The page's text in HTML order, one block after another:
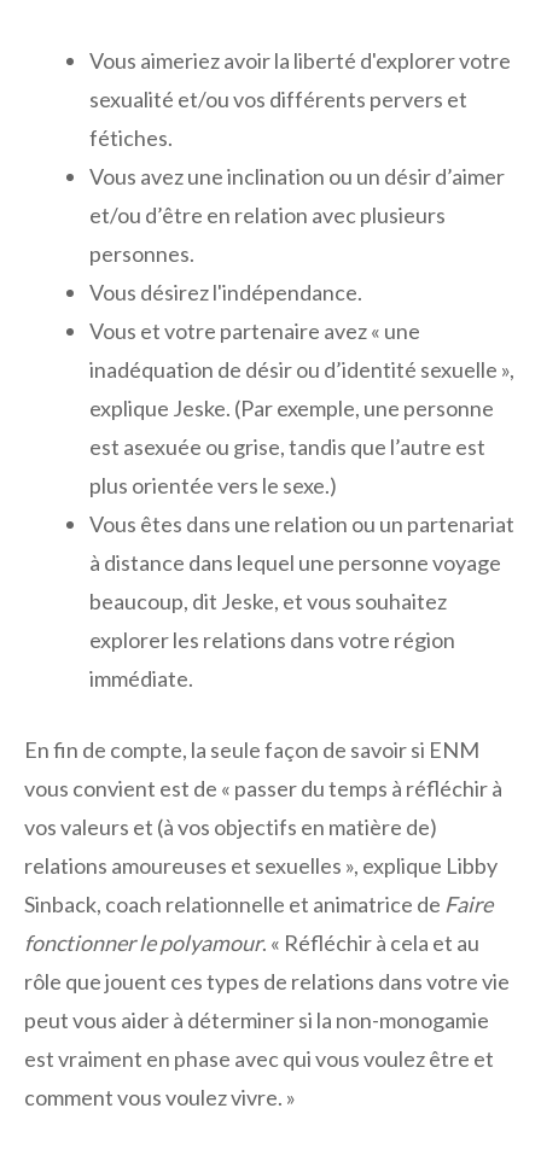
Vous aimeriez avoir la liberté d'explorer votre
sexualité et/ou vos différents pervers et
fétiches.
Vous avez une inclination ou un désir d’aimer
et/ou d’être en relation avec plusieurs
personnes.
Vous désirez l'indépendance.
Vous et votre partenaire avez « une
inadéquation de désir ou d’identité sexuelle »,
explique Jeske. (Par exemple, une personne
est asexuée ou grise, tandis que l’autre est
plus orientée vers le sexe.)
Vous êtes dans une relation ou un partenariat
à distance dans lequel une personne voyage
beaucoup, dit Jeske, et vous souhaitez
explorer les relations dans votre région
immédiate.
En fin de compte, la seule façon de savoir si ENM
vous convient est de « passer du temps à réfléchir à
vos valeurs et (à vos objectifs en matière de)
relations amoureuses et sexuelles », explique Libby
Sinback, coach relationnelle et animatrice de Faire
fonctionner le polyamour. « Réfléchir à cela et au
rôle que jouent ces types de relations dans votre vie
peut vous aider à déterminer si la non-monogamie
est vraiment en phase avec qui vous voulez être et
comment vous voulez vivre. »